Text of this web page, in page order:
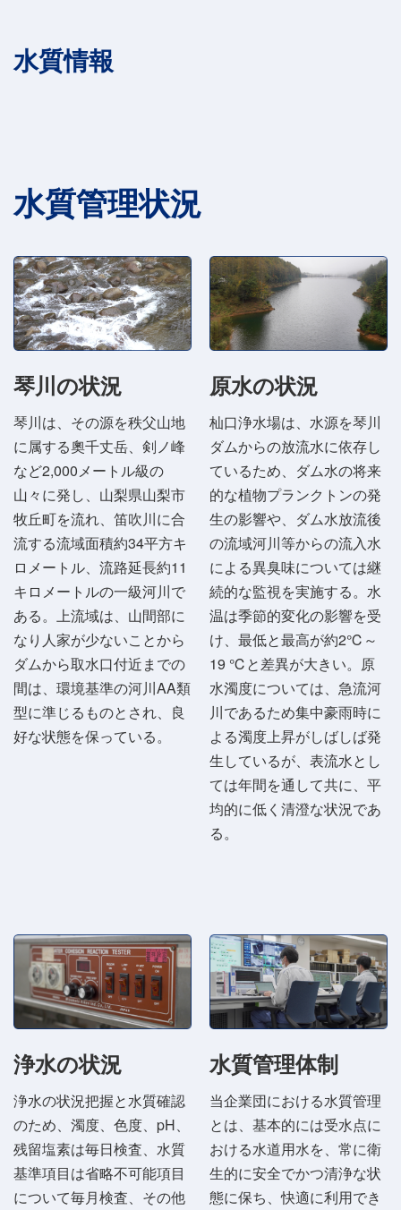
水質情報
水質管理状況
琴川の状況
琴川は、その源を秩父山地
に属する奧千丈岳、剣ノ峰
など2,000メートル級の
山々に発し、山梨県山梨市
牧丘町を流れ、笛吹川に合
流する流域面積約34平方キ
ロメートル、流路延長約11
キロメートルの一級河川で
ある。上流域は、山間部に
なり人家が少ないことから
ダムから取水口付近までの
間は、環境基準の河川AA類
型に準じるものとされ、良
好な状態を保っている。
原水の状況
杣口浄水場は、水源を琴川
ダムからの放流水に依存し
ているため、ダム水の将来
的な植物プランクトンの発
生の影響や、ダム水放流後
の流域河川等からの流入水
による異臭味については継
続的な監視を実施する。水
温は季節的変化の影響を受
け、最低と最高が約2℃～
19 ℃と差異が大きい。原
水濁度については、急流河
川であるため集中豪雨時に
よる濁度上昇がしばしば発
生しているが、表流水とし
ては年間を通して共に、平
均的に低く清澄な状況であ
る。
浄水の状況
浄水の状況把握と水質確認
のため、濁度、色度、pH、
残留塩素は毎日検査、水質
基準項目は省略不可能項目
について毎月検査、その他
水質管理体制
当企業団における水質管理
とは、基本的には受水点に
おける水道用水を、常に衛
生的に安全でかつ清浄な状
態に保ち、快適に利用でき